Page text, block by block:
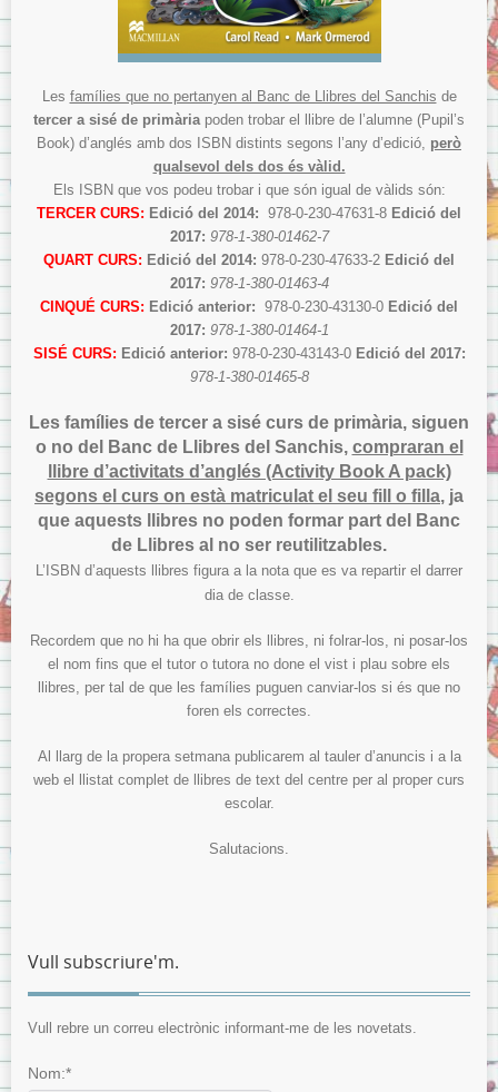
Les famílies que no pertanyen al Banc de Llibres del Sanchis de
tercer a sisé de primàriapoden trobar el llibre de l’alumne (Pupil’s
Book) d’anglés amb dos ISBN distints segons l’any d’edició, però
qualsevol dels dos és vàlid.
Els ISBN que vos podeu trobar i que són igual de vàlids són:
TERCER CURS: Edició del 2014: 978-0-230-47631-8 Edició del
2017: 978-1-380-01462-7
QUART CURS: Edició del 2014: 978-0-230-47633-2 Edició del
2017: 978-1-380-01463-4
CINQUÉ CURS: Edició anterior: 978-0-230-43130-0 Edició del
2017: 978-1-380-01464-1
SISÉ CURS: Edició anterior: 978-0-230-43143-0 Edició del 2017:
978-1-380-01465-8
Les famílies de tercer a sisé curs de primària, siguen
o no del Banc de Llibres del Sanchis, compraran el
llibre d’activitats d’anglés (Activity Book A pack)
segons el curs on està matriculat el seu fill o filla, ja
que aquests llibres no poden formar part del Banc
de Llibres al no ser reutilitzables.
L’ISBN d’aquests llibres figura a la nota que es va repartir el darrer
dia de classe.
Recordem que no hi ha que obrir els llibres, ni folrar-los, ni posar-los
el nom fins que el tutor o tutora no done el vist i plau sobre els
llibres, per tal de que les famílies puguen canviar-los si és que no
foren els correctes.
Al llarg de la propera setmana publicarem al tauler d’anuncis i a la
web el llistat complet de llibres de text del centre per al proper curs
escolar.
Salutacions.
Vull subscriure'm.
Vull rebre un correu electrònic informant-me de les novetats.
Nom:*